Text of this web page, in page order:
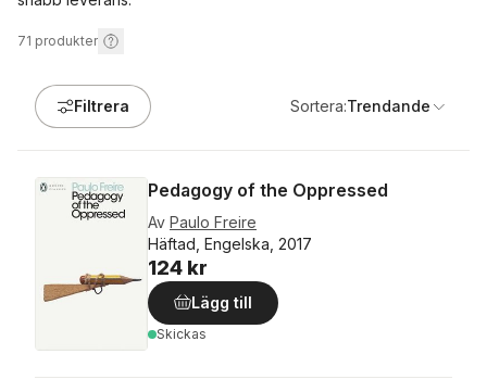
71 produkter
Filtrera Sortera:Trendande
Pedagogy of the Oppressed
Av Paulo Freire
Häftad, Engelska, 2017
124 kr
Lägg till
Skickas